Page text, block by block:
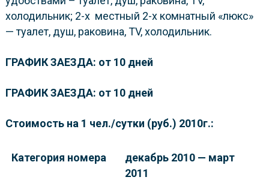
холодильник; 2-х местный 2-х комнатный «люкс»
— туалет, душ, раковина, TV, холодильник.
ГРАФИК ЗАЕЗДА: от 10 дней
ГРАФИК ЗАЕЗДА: от 10 дней
Стоимость на 1 чел./сутки (руб.) 2010г.:
Категория номера
декабрь 2010 — март
2011